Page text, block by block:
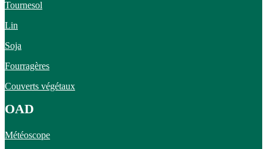
Tournesol
Lin
Soja
Fourragères
Couverts végétaux
OAD
Météoscope